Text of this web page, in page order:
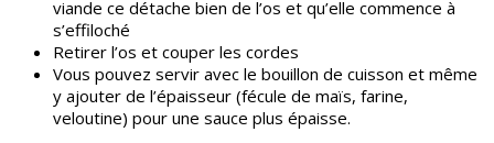
viande ce détache bien de l’os et qu’elle commence à
s’effiloché
Retirer l’os et couper les cordes
Vous pouvez servir avec le bouillon de cuisson et même
y ajouter de l’épaisseur (fécule de maïs, farine,
veloutine) pour une sauce plus épaisse.